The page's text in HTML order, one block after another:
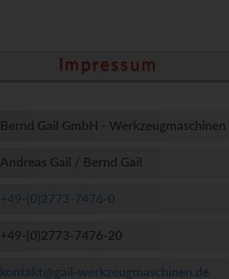
Impressum
Bernd Gail GmbH - Werkzeugmaschinen
Andreas Gail / Bernd Gail
+49-(0)2773-7476-0
+49-(0)2773-7476-20
kontakt@gail-werkzeugmaschinen.de